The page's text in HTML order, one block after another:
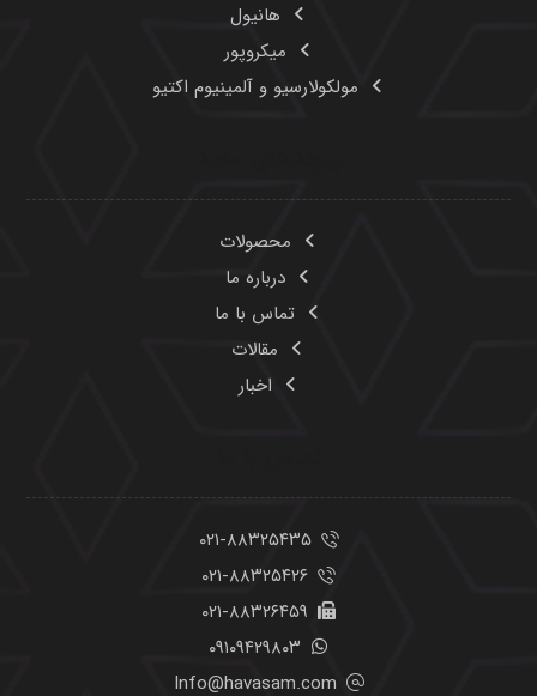
هانیول
میکروپور
مولکولارسیو و آلمینیوم اکتیو
محصولات
درباره ما
تماس با ما
مقالات
اخبار
۰۲۱-۸۸۳۲۵۴۳۵
۰۲۱-۸۸۳۲۵۴۲۶
۰۲۱-۸۸۳۲۶۴۵۹
۰۹۱۰۹۴۲۹۸۰۳
Info@havasam.com